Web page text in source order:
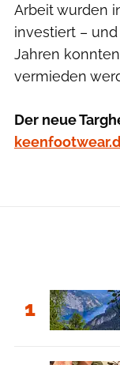
Arbeit wurden
investiert –
Jahren
vermieden
Der neue
1